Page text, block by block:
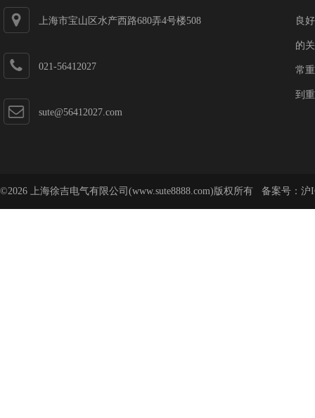
上海市宝山区水产西路680弄4号楼508
021-56412027
sute@56412027.com
良
的
常
到
©2026 上海徐吉电气有限公司(www.sute8888.com)版权所有 备案号： 沪